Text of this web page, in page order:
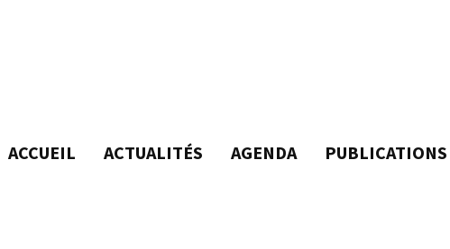
ACCUEIL ACTUALITÉS AGENDA PUBLICATIONS